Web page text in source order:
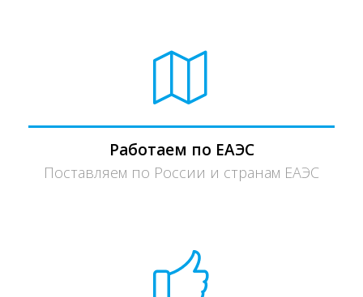
Работаем по ЕАЭС
Поставляем по России и странам ЕАЭС